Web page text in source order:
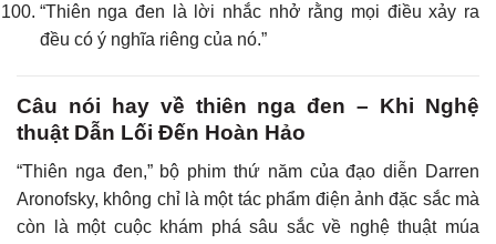
“Thiên nga đen là lời nhắc nhở rằng mọi điều xảy ra
đều có ý nghĩa riêng của nó.”
Câu nói hay về thiên nga đen – Khi Nghệ
thuật Dẫn Lối Đến Hoàn Hảo
“Thiên nga đen,” bộ phim thứ năm của đạo diễn Darren
Aronofsky, không chỉ là một tác phẩm điện ảnh đặc sắc mà
còn là một cuộc khám phá sâu sắc về nghệ thuật múa